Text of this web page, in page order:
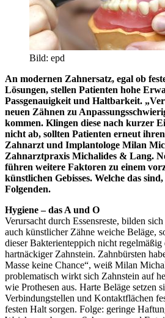
Bild: epd
An modernen Zahnersatz, egal ob
Lösungen, stellen Patienten hohe
Passgenauigkeit und Haltbarkeit.
neuen Zähnen zu
kommen. Klingen diese nach kurzer
nicht ab, sollten Patienten erneut
Zahnarzt und Implantologe Milan
Zahnarztpraxis Michalides & Lang.
führen weitere Faktoren zu einem
künstlichen Gebisses. Welche das
Folgenden.
Hygiene – das A und O
Verursacht durch Essensreste, bilden
auch künstlicher Zähne weiche Beläge,
dieser Bakterienteppich nicht regelmäßig
hartnäckiger Zahnstein. Zahnbürsten
Masse keine Chance“, weiß Milan
problematisch wirkt sich Zahnstein auf
wie Prothesen aus. Harte Beläge setzen
Verbindungstellen und Kontaktflächen
festen Halt sorgen. Folge: geringe